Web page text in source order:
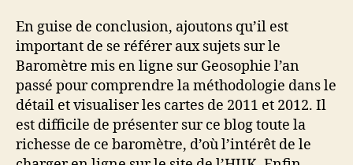
En guise de conclusion, ajoutons qu’il est
important de se référer aux sujets sur le
Baromètre mis en ligne sur Geosophie l’an
passé pour comprendre la méthodologie dans le
détail et visualiser les cartes de 2011 et 2012. Il
est difficile de présenter sur ce blog toute la
richesse de ce baromètre, d’où l’intérêt de le